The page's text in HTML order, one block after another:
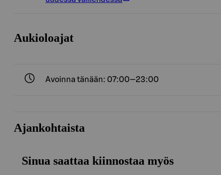
Aukioloajat
Avoinna tänään: 07:00—23:00
Ajankohtaista
Sinua saattaa kiinnostaa myös